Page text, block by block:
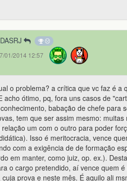
01/2014 12:57
o problema? a crítica que vc faz é a
acho ótimo, pq, fora uns casos de
babação de chefe para
tem que ser assim mesmo:
um com o outro para poder
Isso é meritocracia, vence
com a exigência de de formação
em manter, como juiz, op. ex.).
o cargo pretendido, aí vence quem
prova e neste mês. É aquilo ali